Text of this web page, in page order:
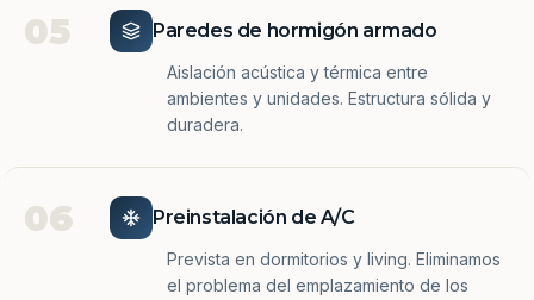
05 Paredes de hormigón armado
Aislación acústica y térmica entre
ambientes y unidades. Estructura sólida y
duradera.
06 Preinstalación de A/C
Prevista en dormitorios y living. Eliminamos
el problema del emplazamiento de los